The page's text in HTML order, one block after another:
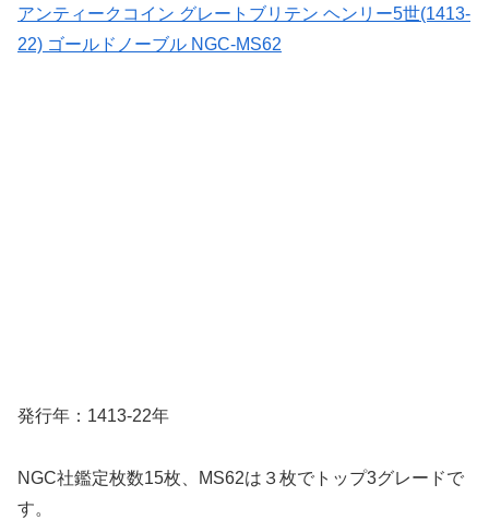
アンティークコイン グレートブリテン ヘンリー5世(1413-
22) ゴールドノーブル NGC-MS62
発行年：1413-22年
NGC社鑑定枚数15枚、MS62は３枚でトップ3グレードで
す。